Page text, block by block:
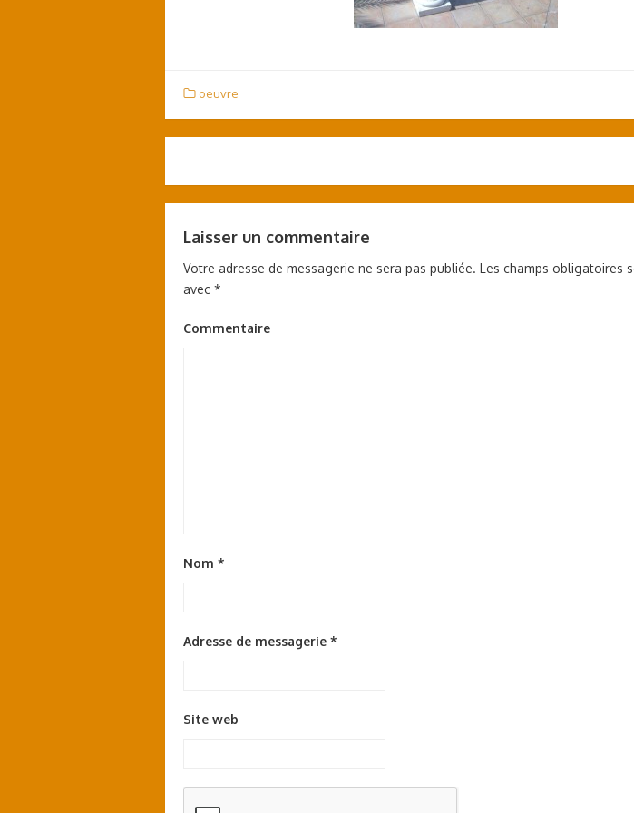
oeuvre
Navigation
de
l’article
Laisser un commentaire
Votre adresse de messagerie ne sera pas publiée. Les champs obligatoires
avec *
Commentaire
Nom *
Adresse de messagerie *
Site web